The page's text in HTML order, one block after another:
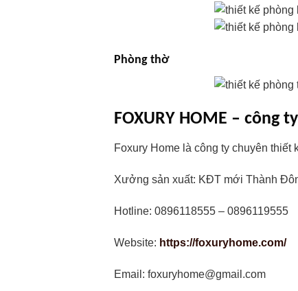
Phòng thờ
FOXURY HOME –
Foxury Home là công ty chuyên
Xưởng sản xuất: KĐT mới Thành
Hotline: 0896118555 – 0896119555
Website: https://foxuryhome.com/
Email: foxuryhome@gmail.com